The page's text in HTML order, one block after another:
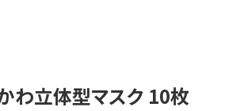
わ立体型マスク 10枚